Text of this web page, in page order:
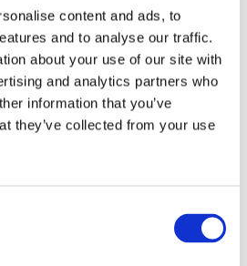
content and ads, to
and to analyse our traffic.
about your use of our site with
and analytics partners who
information that you’ve
they’ve collected from your use